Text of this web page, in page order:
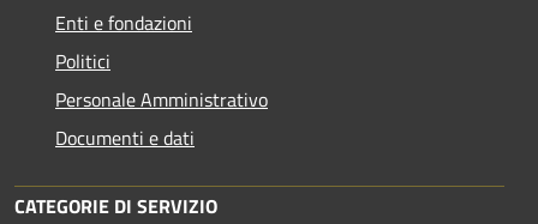
Enti e fondazioni
Politici
Personale Amministrativo
Documenti e dati
CATEGORIE DI SERVIZIO